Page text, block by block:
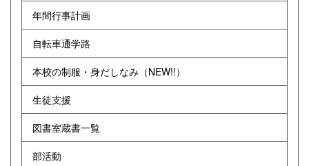
年間行事計画
自転車通学路
本校の制服・身だしなみ（NEW!!）
生徒支援
図書室蔵書一覧
部活動